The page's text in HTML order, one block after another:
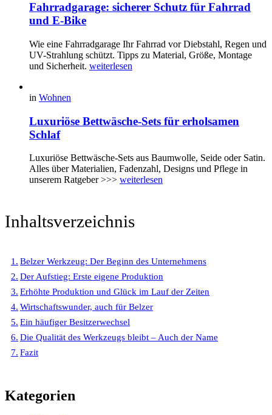
Fahrradgarage: sicherer Schutz für Fahrrad
und E-Bike
Wie eine Fahrradgarage Ihr Fahrrad vor Diebstahl, Regen und
UV-Strahlung schützt. Tipps zu Material, Größe, Montage
und Sicherheit. weiterlesen
in Wohnen
Luxuriöse Bettwäsche-Sets für erholsamen
Schlaf
Luxuriöse Bettwäsche-Sets aus Baumwolle, Seide oder Satin.
Alles über Materialien, Fadenzahl, Designs und Pflege in
unserem Ratgeber >>> weiterlesen
Inhaltsverzeichnis
Belzer Werkzeug: Der Beginn des Unternehmens
Der Aufstieg: Erste eigene Produktion
Erhöhte Produktion und Glück im Lauf der Zeiten
Wirtschaftswunder, auch für Belzer
Ein häufiger Besitzerwechsel
Die Qualität des Werkzeugs bleibt – Auch der Name
Fazit
Kategorien